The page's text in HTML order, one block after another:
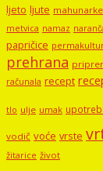
ljeto ljute mahunarke
metvica namaz
papričice
prehrana
računala recept
tlo ulje umak
vodič voće vrste
žitarice život